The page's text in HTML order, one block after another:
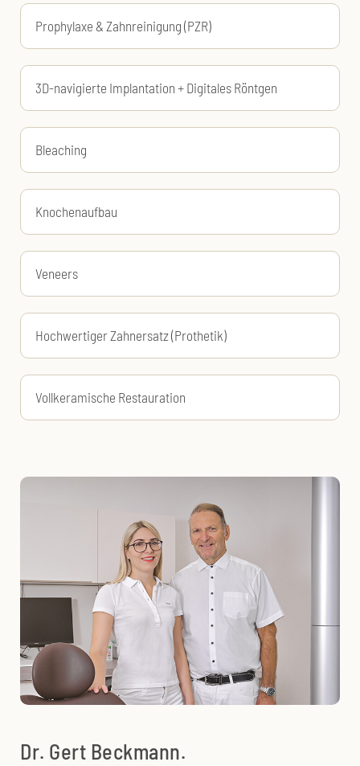
Prophylaxe & Zahnreinigung (PZR)
3D-navigierte Implantation + Digitales Röntgen
Bleaching
Knochenaufbau
Veneers
Hochwertiger Zahnersatz (Prothetik)
Vollkeramische Restauration
Dr. Gert Beckmann.